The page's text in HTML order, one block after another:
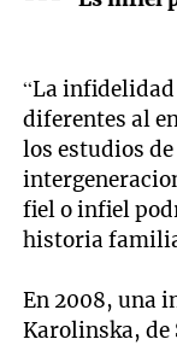
“La infidelidad
diferentes al
los estudios
fiel o infiel
historia
En 2008, una
Karolinska, de